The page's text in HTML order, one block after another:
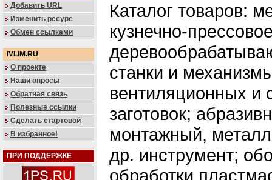
Добавить URL
Изменить ресурс
Обмен ссылками
IVLIM.RU
О проекте
Наши опросы
Обратная связь
Полезные ссылки
Сделать стартовой
В избранное!
ПРИ ПОДДЕРЖКЕ
Каталог товаров:
кузнечно-
станки и
вентиляционных и
заготовок;
монтажный,
др. инструмент;
обработки